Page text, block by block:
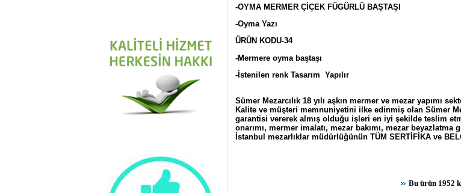
-OYMA MERMER ÇİÇEK FÜGÜRLÜ BAŞTAŞI
-Oyma Yazı
ÜRÜN KODU-34
-Mermere oyma baştaşı
-İstenilen renk Tasarım Yapılır
Sümer Mezarcılık 18 yılı aşkın mermer ve mezar yapımı
Kalite ve müşteri memnuniyetini ilke edinmiş olan Sümer
garantisi vererek almış olduğu işleri en iyi şekilde teslim
onarımı, mermer imalatı, mezar bakımı, mezar beyazlatma
İstanbul mezarlıklar müdürlüğünün TÜM SERTİFİKA ve
Bu ürün 1952